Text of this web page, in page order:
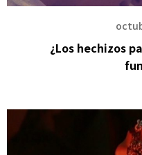
¿Los hechizos